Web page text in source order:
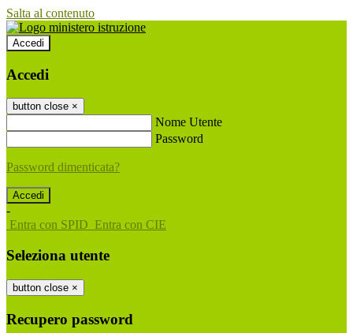
Salta al contenuto
Accedi
Accedi
button close ×
Nome Utente
Password
Password dimenticata?
-
Entra con SPID Entra con CIE
Seleziona utente
button close ×
Recupero password